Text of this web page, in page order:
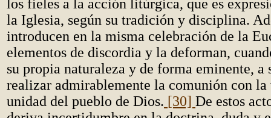
los fieles a la acción litúrgica, que es
la Iglesia, según su tradición y disciplina.
introducen en la misma celebración de la
elementos de discordia y la deforman,
su propia naturaleza y de forma eminente,
realizar admirablemente la comunión con
unidad del pueblo de Dios. [30] De estos